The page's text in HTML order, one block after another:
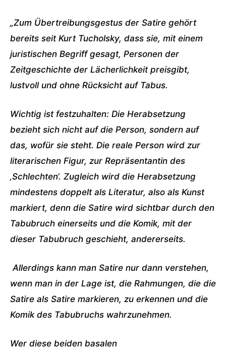
„Zum Übertreibungsgestus der Satire gehört
bereits seit Kurt Tucholsky, dass sie, mit einem
juristischen Begriff gesagt, Personen der
Zeitgeschichte der Lächerlichkeit preisgibt,
lustvoll und ohne Rücksicht auf Tabus.
Wichtig ist festzuhalten: Die Herabsetzung
bezieht sich nicht auf die Person, sondern auf
das, wofür sie steht. Die reale Person wird zur
literarischen Figur, zur Repräsentantin des
‚Schlechten‘. Zugleich wird die Herabsetzung
mindestens doppelt als Literatur, also als Kunst
markiert, denn die Satire wird sichtbar durch den
Tabubruch einerseits und die Komik, mit der
dieser Tabubruch geschieht, andererseits.
Allerdings kann man Satire nur dann verstehen,
wenn man in der Lage ist, die Rahmungen, die die
Satire als Satire markieren, zu erkennen und die
Komik des Tabubruchs wahrzunehmen.
Wer diese beiden basalen